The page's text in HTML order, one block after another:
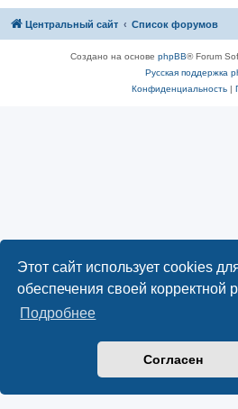
Этот сайт использует cookies
обеспечения своей корректной
Подробнее
Согласен
Центральный сайт Список форумов
Создано на основе phpBB® Forum
Русская поддержка
Конфиденциальность|